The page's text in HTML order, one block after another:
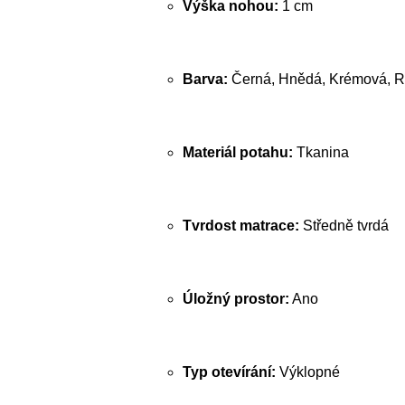
Výška nohou: 1 cm
Barva: Černá, Hnědá, Krémová,
Materiál potahu: Tkanina
Tvrdost matrace: Středně tvrdá
Úložný prostor: Ano
Typ otevírání: Výklopné